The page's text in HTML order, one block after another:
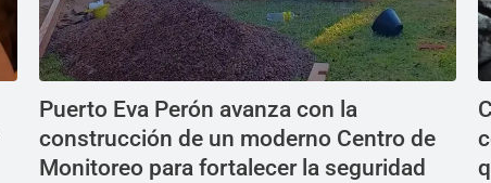
Puerto Eva Perón avanza con la
construcción de un moderno Centro de
Monitoreo para fortalecer la seguridad